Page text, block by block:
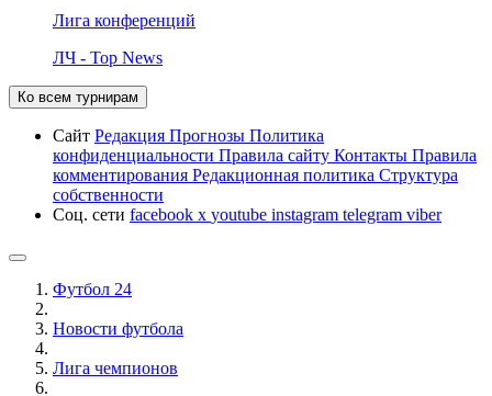
Лига конференций
ЛЧ - Top News
Ко всем турнирам
Сайт Редакция Прогнозы Политика
конфиденциальности Правила сайту Контакты Правила
комментирования Редакционная политика Структура
собственности
Соц. сети facebook x youtube instagram telegram viber
Футбол 24
Новости футбола
Лига чемпионов